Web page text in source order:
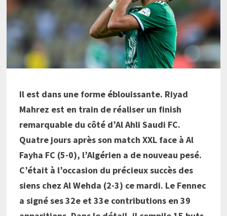
Il est dans une forme éblouissante. Riyad
Mahrez est en train de réaliser un finish
remarquable du côté d’Al Ahli Saudi FC.
Quatre jours après son match XXL face à Al
Fayha FC (5-0), l’Algérien a de nouveau pesé.
C’était à l’occasion du précieux succès des
siens chez Al Wehda (2-3) ce mardi. Le Fennec
a signé ses 32e et 33e contributions en 39